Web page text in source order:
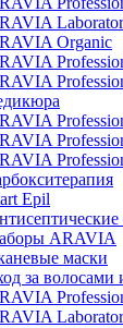
Organic
Epil
ARAVIA
маски
за